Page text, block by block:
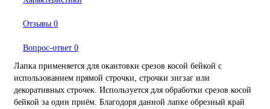
Отзывы 0
Вопрос-ответ 0
Лапка применяется для окантовки срезов косой бейкой с
использованием прямой строчки, строчки зигзаг или
декоративных строчек. Используется для обработки срезов косой
бейкой за один приём. Благодоря данной лапке обрезный край